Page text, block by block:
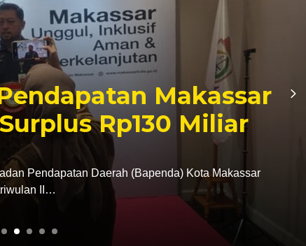
ke Makam La
Komitmen
Wajo
tugas sebagai Kapolres Wajo, AKBP Douglas
sejarah dan…